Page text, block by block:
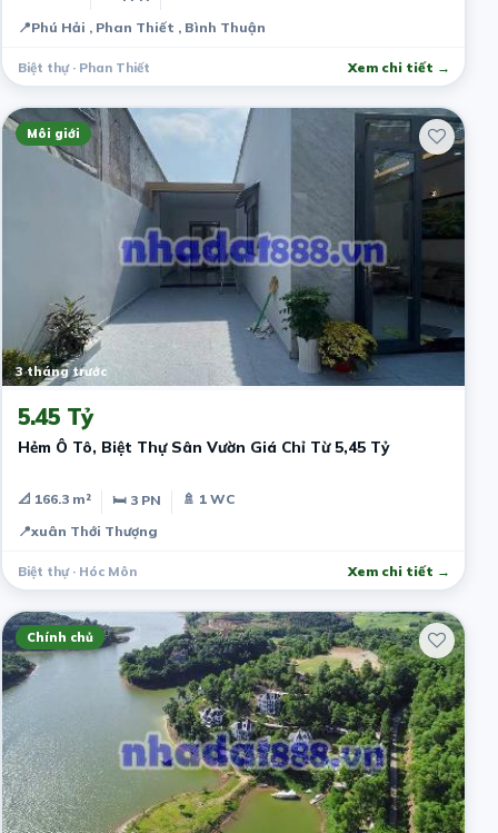
📍Phú Hải , Phan Thiết , Bình Thuận
Biệt thự · Phan Thiết Xem chi tiết →
Môi giới
3 tháng trước
5.45 Tỷ
Hẻm Ô Tô, Biệt Thự Sân Vườn Giá Chỉ Từ 5,45 Tỷ
📐 166.3 m² 🛏 3 PN
🚿 1 WC
📍xuân Thới Thượng
Biệt thự · Hóc Môn Xem chi tiết →
Chính chủ